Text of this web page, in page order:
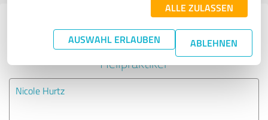
ALLE ZULASSEN
AUSWAHL ERLAUBEN ABLEHNEN
Erfahrungen zu weiteren
Anbietern aus dem Bereich Ärzte &
Heilpraktiker
Nicole Hurtz